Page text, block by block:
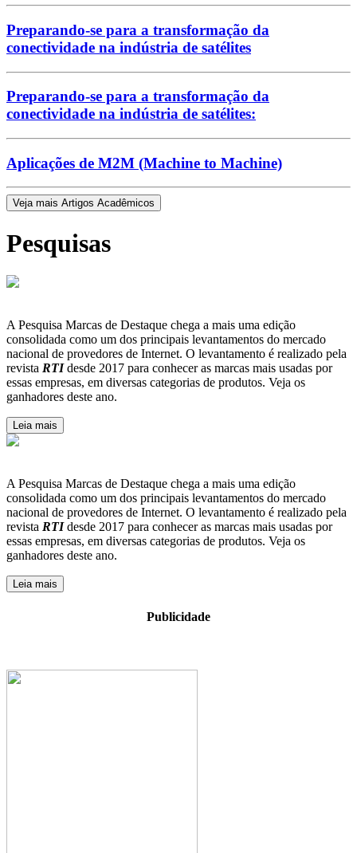
Preparando-se para a transformação da
conectividade na indústria de satélites
Preparando-se para a transformação da
conectividade na indústria de satélites:
Aplicações de M2M (Machine to Machine)
Veja mais Artigos Acadêmicos
Pesquisas
A Pesquisa Marcas de Destaque chega a mais uma edição
consolidada como um dos principais levantamentos do mercado
nacional de provedores de Internet. O levantamento é realizado pela
revista RTIdesde 2017 para conhecer as marcas mais usadas por
essas empresas, em diversas categorias de produtos. Veja os
ganhadores deste ano.
Leia mais
A Pesquisa Marcas de Destaque chega a mais uma edição
consolidada como um dos principais levantamentos do mercado
nacional de provedores de Internet. O levantamento é realizado pela
revista RTIdesde 2017 para conhecer as marcas mais usadas por
essas empresas, em diversas categorias de produtos. Veja os
ganhadores deste ano.
Leia mais
Publicidade